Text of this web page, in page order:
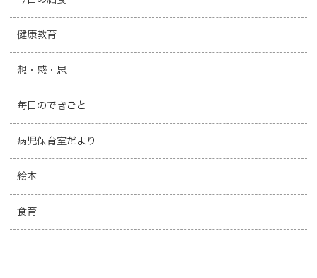
健康教育
想・感・思
毎日のできごと
病児保育室だより
絵本
食育